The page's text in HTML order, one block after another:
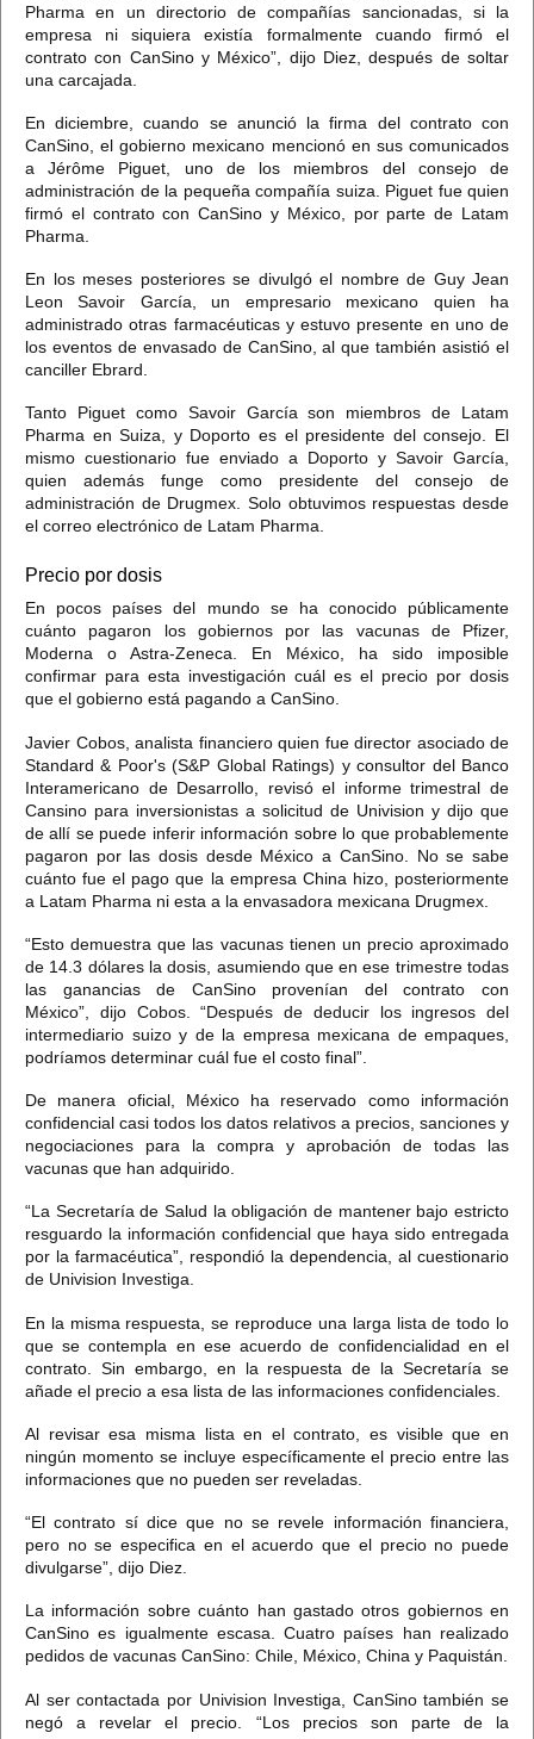
Pharma en un directorio de compañías sancionadas, si la
empresa ni siquiera existía formalmentecuando firmó el
contrato con CanSino y México”, dijo Diez, después de soltar
una carcajada.
En diciembre, cuando se anunció la firma del contrato con
CanSino,el gobierno mexicano mencionó en sus comunicados
a Jérôme Piguet, uno de los miembros del consejo de
administración de la pequeña compañía suiza. Piguet fue quien
firmó el contrato con CanSino y México, por parte de Latam
Pharma.
En los meses posteriores se divulgó el nombre de Guy Jean
Leon Savoir García, un empresario mexicano quien ha
administrado otras farmacéuticas y estuvo presente en uno de
los eventos de envasado de CanSino, al que también asistió el
canciller Ebrard.
Tanto Piguet como Savoir García son miembros de Latam
Pharma en Suiza, y Doporto es el presidente del consejo. El
mismo cuestionario fue enviado a Doporto y Savoir García,
quien además funge como presidente del consejo de
administración de Drugmex. Solo obtuvimos respuestas desde
el correo electrónico de Latam Pharma.
Precio por dosis
En pocos países del mundo se ha conocido públicamente
cuánto pagaron los gobiernos por las vacunas de Pfizer,
Moderna o Astra-Zeneca. En México, ha sido imposible
confirmar para esta investigación cuál es el precio por dosis
que el gobierno está pagando a CanSino.
Javier Cobos, analista financiero quien fue director asociado de
Standard & Poor's (S&P Global Ratings) y consultor del Banco
Interamericano de Desarrollo, revisó el informe trimestral de
Cansino para inversionistas a solicitud de Univision y dijo que
de allí se puede inferir información sobre lo que probablemente
pagaron por las dosis desde México a CanSino.
No se sabe
cuánto fue el pago que la empresa China hizo, posteriormente
a Latam Pharma ni esta a la envasadora mexicana Drugmex.
“Esto demuestra que las vacunas tienen un precio aproximado
de 14.3 dólares la dosis, asumiendo que en ese trimestre todas
las ganancias de CanSino provenían del contrato con
México”, dijo Cobos. “Después de deducir los ingresos del
intermediario suizo y de la empresa mexicana de empaques,
podríamos determinar cuál fue el costo final”.
De manera oficial, México ha reservado como información
confidencial casi todos los datos relativos a precios, sanciones y
negociaciones para la compra y aprobación de todas las
vacunas que han adquirido.
“La Secretaría de Salud la obligación de mantener bajo estricto
resguardo la información confidencial que haya sido entregada
por la farmacéutica”, respondió la dependencia, al cuestionario
de Univision Investiga.
En la misma respuesta, se reproduce una larga lista de todo lo
que se contempla en ese acuerdo de confidencialidad en el
contrato. Sin embargo, en la respuesta de la Secretaría se
añade el precio a esa lista de las informaciones confidenciales.
Al revisar esa misma lista en el contrato, es visible que en
ningún momento se incluye específicamente el precioentre las
informaciones que no pueden ser reveladas.
“El contrato sí dice que no se revele información financiera,
pero no se especifica en el acuerdo que el precio no puede
divulgarse”, dijo Diez.
La información sobre cuánto han gastado otros gobiernos en
CanSino es igualmente escasa.Cuatro países han realizado
pedidos de vacunas CanSino: Chile, México, China y Paquistán.
Al ser contactada por Univision Investiga, CanSino también se
negó a revelar el precio. “Los precios son parte de la